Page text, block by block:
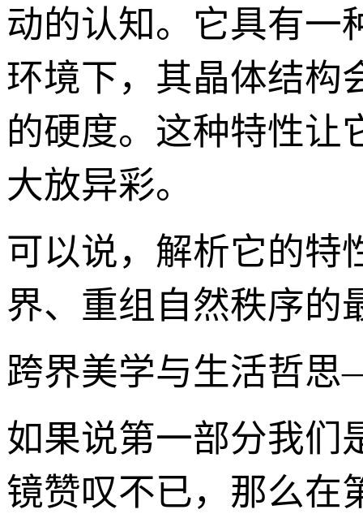
动的认知。它具有一
环境下，其晶体结构
的硬度。这种特性让
大放异彩。
可以说，解析它的特
界、重组自然秩序的
跨界美学与生活哲
如果说第一部分我们
镜赞叹不已，那么在